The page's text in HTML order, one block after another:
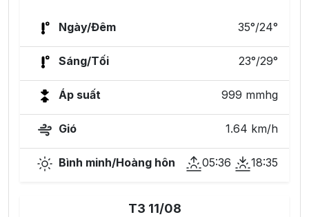
Ngày/Đêm 35°/24°
Sáng/Tối 23°/29°
Áp suất 999 mmhg
Gió 1.64 km/h
Bình minh/Hoàng hôn 05:36 18:35
T3 11/08